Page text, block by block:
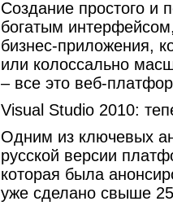
Создание простого и
богатым
бизнес-приложения,
или колоссально
– все это веб-
Visual Studio 2010:
Одним из ключевых
русской версии
которая была
уже сделано свыше